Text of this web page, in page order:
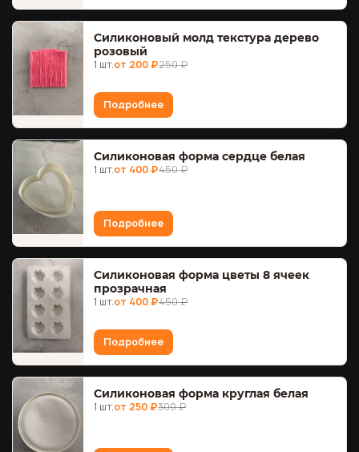
Силиконовый молд текстура дерево
розовый
1 шт.от 200 ₽250 ₽
Подробнее
Силиконовая форма сердце белая
1 шт.от 400 ₽450 ₽
Подробнее
Силиконовая форма цветы 8 ячеек
прозрачная
1 шт.от 400 ₽450 ₽
Подробнее
Силиконовая форма круглая белая
1 шт.от 250 ₽300 ₽